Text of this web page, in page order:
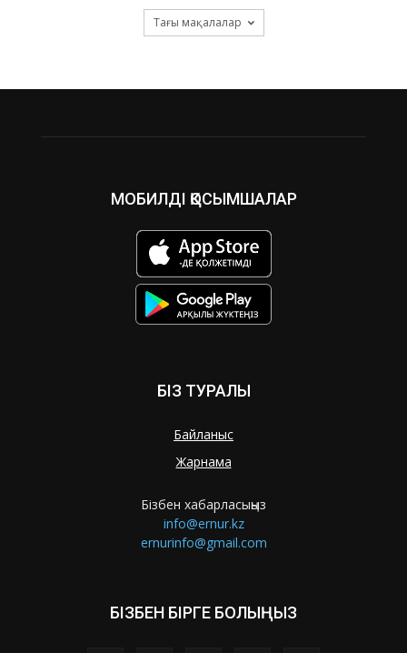
Тағы мақалалар
МОБИЛДІ ҚОСЫМШАЛАР
БІЗ ТУРАЛЫ
Байланыс
Жарнама
Бізбен хабарласыңыз
info@ernur.kz
ernurinfo@gmail.com
БІЗБЕН БІРГЕ БОЛЫҢЫЗ